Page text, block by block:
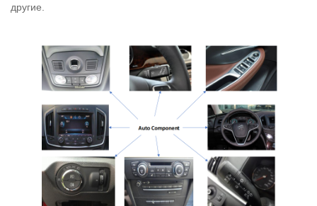
другие.